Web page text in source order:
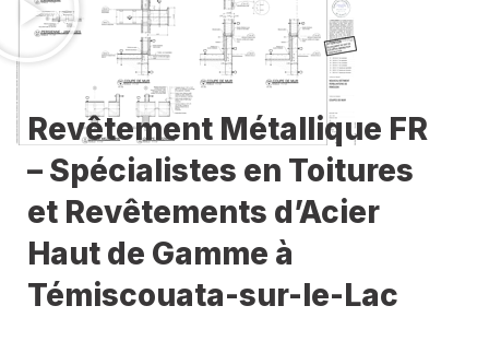
Revêtement Métallique FR
– Spécialistes en Toitures
et Revêtements d’Acier
Haut de Gamme à
Témiscouata-sur-le-Lac